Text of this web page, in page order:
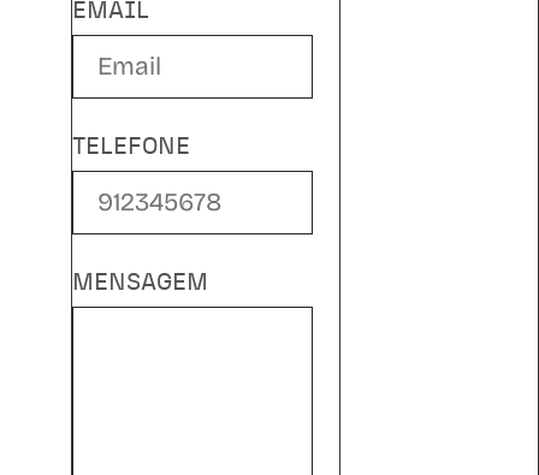
EMAIL
TELEFONE
MENSAGEM